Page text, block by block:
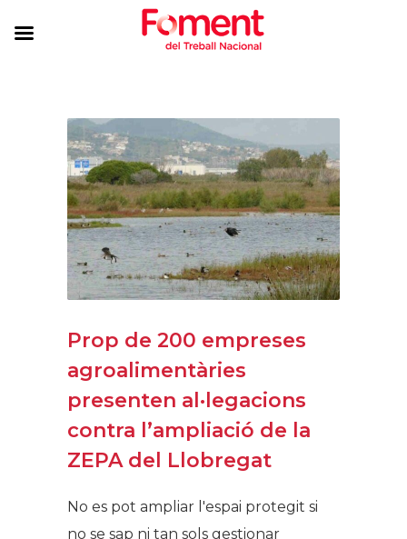
Prop de 200 empreses
agroalimentàries
presenten al·legacions
contra l’ampliació de la
ZEPA del Llobregat
No es pot ampliar l'espai protegit si
no se sap ni tan sols gestionar